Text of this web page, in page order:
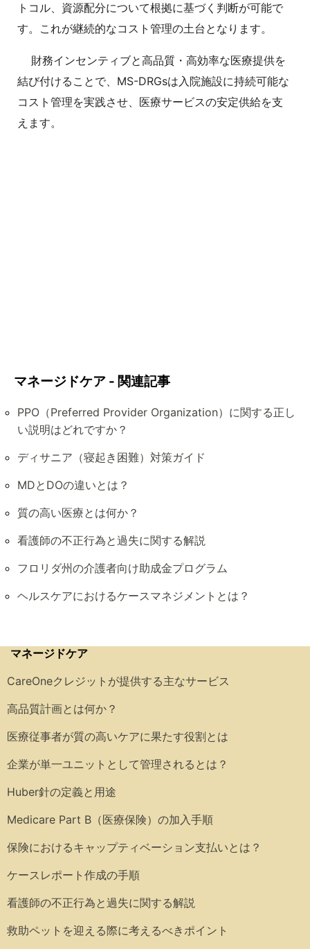
トコル、資源配分について根拠に基づく判断が可能で
す。これが継続的なコスト管理の土台となります。
財務インセンティブと高品質・高効率な医療提供を
結び付けることで、MS-DRGsは入院施設に持続可能な
コスト管理を実践させ、医療サービスの安定供給を支
えます。
マネージドケア - 関連記事
PPO（Preferred Provider Organization）に関する正し
い説明はどれですか？
ディサニア（寝起き困難）対策ガイド
MDとDOの違いとは？
質の高い医療とは何か？
看護師の不正行為と過失に関する解説
フロリダ州の介護者向け助成金プログラム
ヘルスケアにおけるケースマネジメントとは？
マネージドケア
CareOneクレジットが提供する主なサービス
高品質計画とは何か？
医療従事者が質の高いケアに果たす役割とは
企業が単一ユニットとして管理されるとは？
Huber針の定義と用途
Medicare Part B（医療保険）の加入手順
保険におけるキャップティベーション支払いとは？
ケースレポート作成の手順
看護師の不正行為と過失に関する解説
救助ペットを迎える際に考えるべきポイント